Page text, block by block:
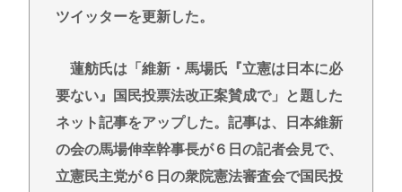
【悲報】グエン、またまたまたまたまたまた逮捕
誰かワンウェイネジってやつの外し方教えて
【緊急】少子化の原因、判明するwww
誰でもできる仕事してるやつって死にたくならん
の？
なして君ら「テスラ」買わないの？モデル3なら300
ツイッターを更新した。
蓮舫氏は「維新・馬場氏『立憲は日本に必
要ない』国民投票法改正案賛成で」と題した
ネット記事をアップした。記事は、日本維新
の会の馬場伸幸幹事長が６日の記者会見で、
立憲民主党が６日の衆院憲法審査会で国民投